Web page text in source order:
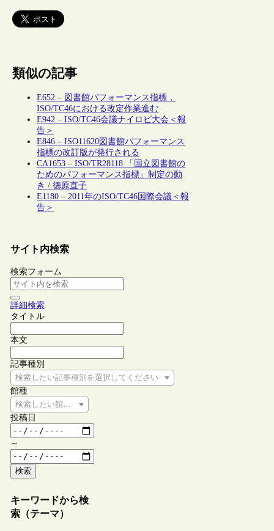
類似の記事
E652 – 図書館パフォーマンス指標，
ISO/TC46における改定作業進む
E942 – ISO/TC46会議ナイロビ大会＜報
告＞
E846 – ISO11620図書館パフォーマンス
指標の改訂版が発行される
CA1653 – ISO/TR28118 「国立図書館の
ためのパフォーマンス指標」制定の動
き / 徳原直子
E1180 – 2011年のISO/TC46国際会議＜報
告＞
サイト内検索
検索フォーム
詳細検索
タイトル
本文
記事種別
検索したい記事種別を選択してください
館種
検索したい館種を選択してください
投稿日
～
検索
キーワードから検
索（テーマ）